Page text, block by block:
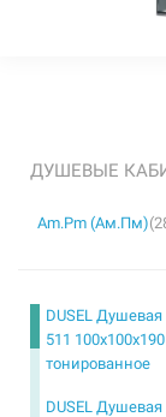
ДУШЕВЫЕ
Am.Pm (Ам.Пм)
DUSEL
511
тонированное
DUSEL